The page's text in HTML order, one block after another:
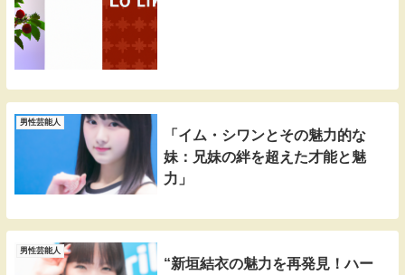
男性芸能人
「イム・シワンとその魅力的な
妹：兄妹の絆を超えた才能と魅
力」
男性芸能人
“新垣結衣の魅力を再発見！ハー